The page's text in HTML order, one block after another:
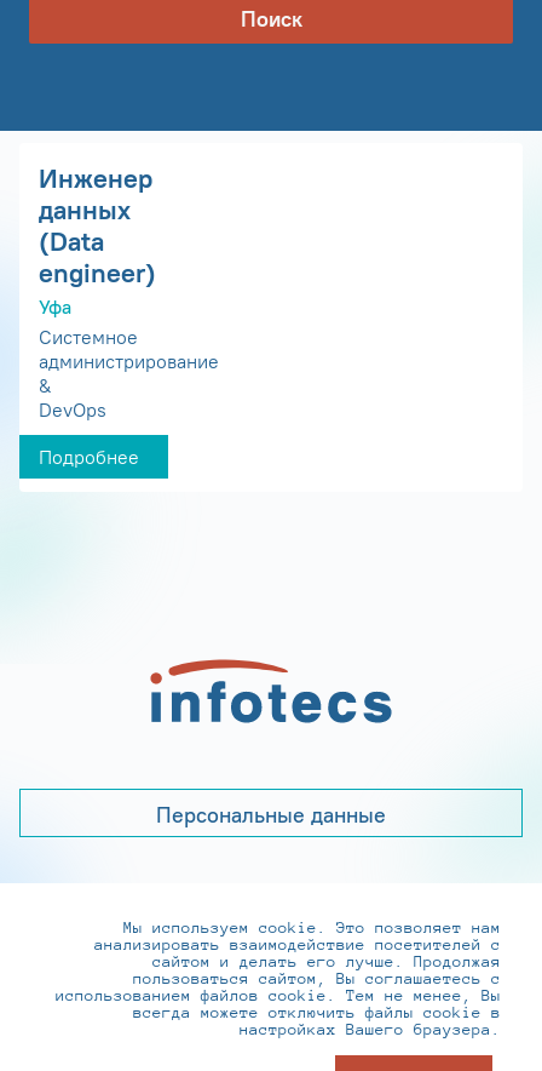
Поиск
Инженер
данных
(Data
engineer)
Уфа
Системное
администрирование
&
DevOps
Подробнее
Персональные данные
+7 (495) 737-6192, 8-800-250-0-260
practice@infotecs.ru,hr@infotecs.ru
127273, г. Москва, Отрадная ул., 2Б строение 1
Мы используем cookie. Это позволяет нам
анализировать взаимодействие посетителей с
сайтом и делать его лучше. Продолжая
пользоваться сайтом, Вы соглашаетесь с
использованием файлов cookie. Тем не менее, Вы
всегда можете отключить файлы cookie в
настройках Вашего браузера.